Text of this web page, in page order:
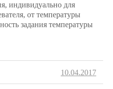
индивидуально для
от температуры
задания температуры
10.04.2017